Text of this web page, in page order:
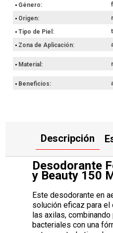
Género
Origen
Tipo de Piel
Zona de Aplicación
Material
Beneficios
Descripción
Desodorante
y Beauty 150
Este desodorante en
solución eficaz para el
las axilas,
bacteriales con una